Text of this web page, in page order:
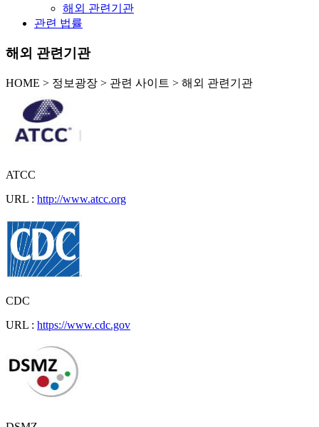
해외 관련기관
관련 법률
해외 관련기관
HOME > 정보광장 > 관련 사이트 > 해외 관련기관
ATCC
URL : http://www.atcc.org
CDC
URL : https://www.cdc.gov